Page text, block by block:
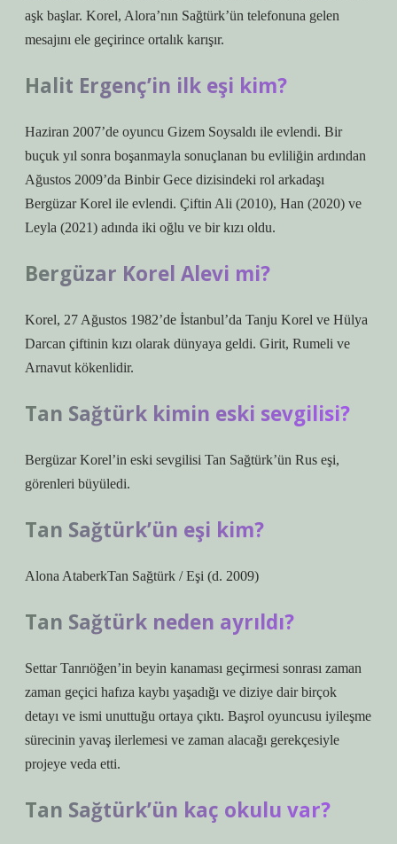
aşk başlar. Korel, Alora’nın Sağtürk’ün telefonuna gelen
mesajını ele geçirince ortalık karışır.
Halit Ergenç’in ilk eşi kim?
Haziran 2007’de oyuncu Gizem Soysaldı ile evlendi. Bir
buçuk yıl sonra boşanmayla sonuçlanan bu evliliğin ardından
Ağustos 2009’da Binbir Gece dizisindeki rol arkadaşı
Bergüzar Korel ile evlendi. Çiftin Ali (2010), Han (2020) ve
Leyla (2021) adında iki oğlu ve bir kızı oldu.
Bergüzar Korel Alevi mi?
Korel, 27 Ağustos 1982’de İstanbul’da Tanju Korel ve Hülya
Darcan çiftinin kızı olarak dünyaya geldi. Girit, Rumeli ve
Arnavut kökenlidir.
Tan Sağtürk kimin eski sevgilisi?
Bergüzar Korel’in eski sevgilisi Tan Sağtürk’ün Rus eşi,
görenleri büyüledi.
Tan Sağtürk’ün eşi kim?
Alona AtaberkTan Sağtürk / Eşi (d. 2009)
Tan Sağtürk neden ayrıldı?
Settar Tanrıöğen’in beyin kanaması geçirmesi sonrası zaman
zaman geçici hafıza kaybı yaşadığı ve diziye dair birçok
detayı ve ismi unuttuğu ortaya çıktı. Başrol oyuncusu iyileşme
sürecinin yavaş ilerlemesi ve zaman alacağı gerekçesiyle
projeye veda etti.
Tan Sağtürk’ün kaç okulu var?